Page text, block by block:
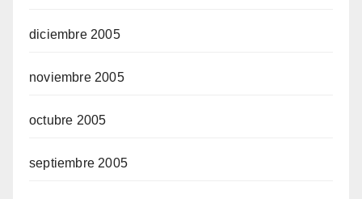
diciembre 2005
noviembre 2005
octubre 2005
septiembre 2005